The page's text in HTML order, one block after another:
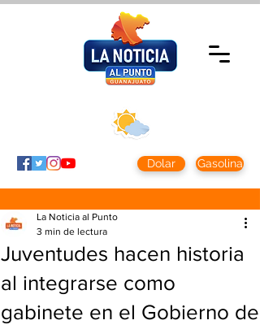
Dolar Gasolina
Juventudes hacen historia
al integrarse como
gabinete en el Gobierno de
La Noticia al Punto
3 min de lectura